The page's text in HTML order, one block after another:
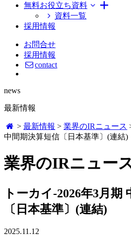
無料お役立ち資料
資料一覧
採用情報
お問合せ
採用情報
contact
news
最新情報
>最新情報 >業界のIRニュース
中間期決算短信〔日本基準〕(連結)
業界のIRニュー
トーカイ-2026年3月期
〔日本基準〕(連結)
2025.11.12